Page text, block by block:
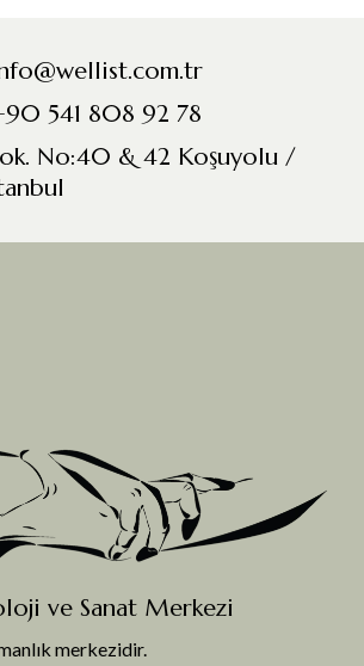
541 808 92 78
No:40 & 42 Koşuyolu /
ve Sanat Merkezi
merkezidir.